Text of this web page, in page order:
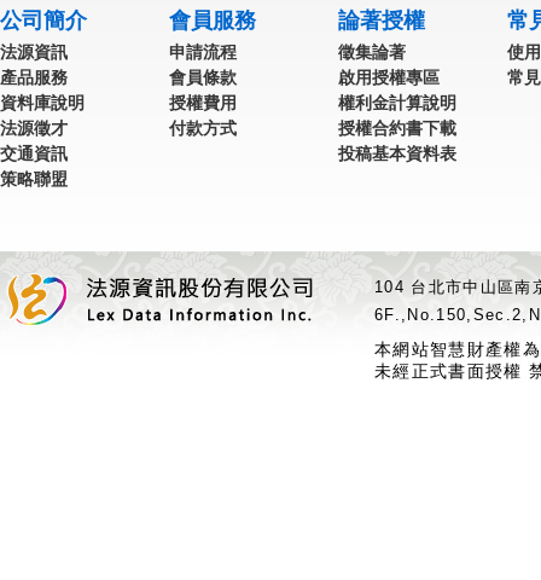
公司簡介
法源資訊
產品服務
資料庫說明
法源徵才
交通資訊
策略聯盟
會員服務
申請流程
會員條款
授權費用
付款方式
論著授權
徵集論著
啟用授權專區
權利金計算說明
授權合約書下載
投稿基本資料表
常
使
常
104 台北市中山區
本網站智慧財產權
未經正式書面授權